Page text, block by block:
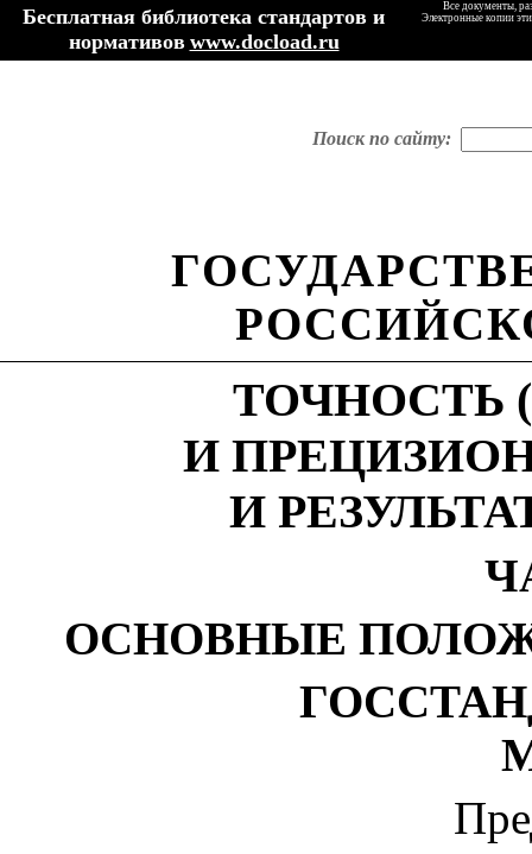
Бесплатная библиотека стандартов и
нормативов www.docload.ru
Все документы,
Электронные копии
Поиск по сайту:
ТОЧНОСТЬ
И
И
ОСНОВНЫЕ